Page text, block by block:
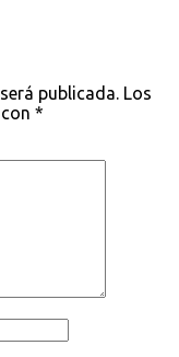
publicada. Los
*